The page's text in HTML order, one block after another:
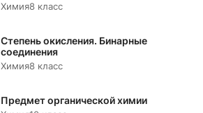
Химия8 класс
Степень окисления. Бинарные
соединения
Химия8 класс
Предмет органической химии